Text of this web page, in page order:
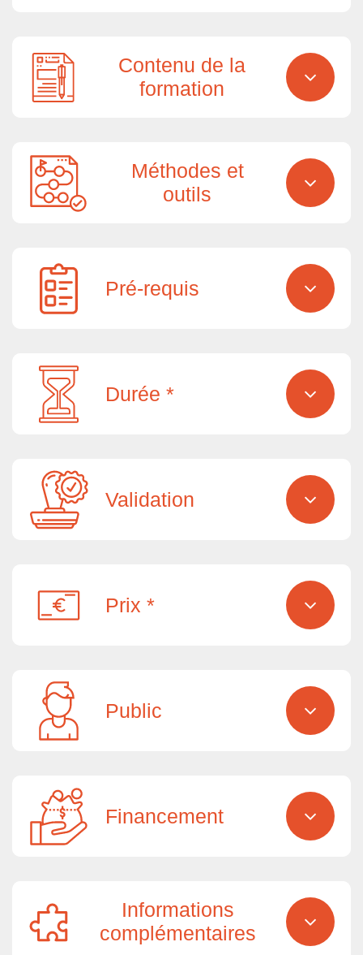
Contenu de la
formation
Méthodes et
outils
Pré-requis
Durée *
Validation
Prix *
Public
Financement
Informations
complémentaires